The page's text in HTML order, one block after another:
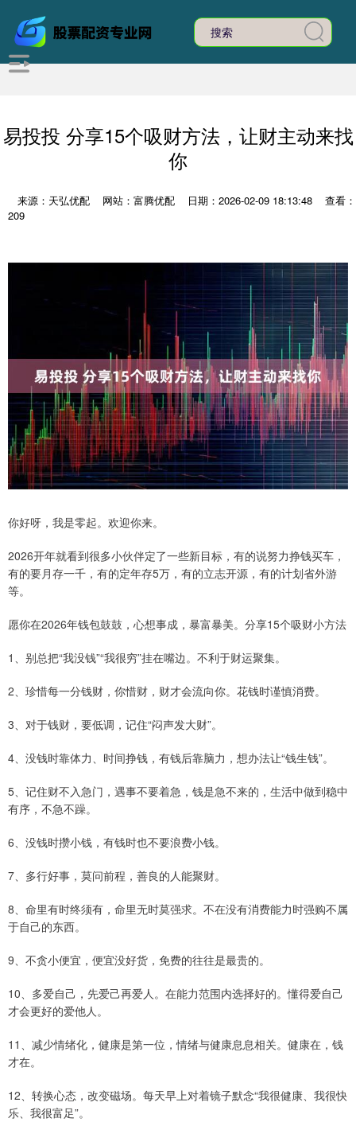
易投投 分享15个吸财方法，让财主动来找
你
来源：天弘优配 网站：富腾优配 日期：2026-02-09 18:13:48
查看：
209
你好呀，我是零起。欢迎你来。
2026开年就看到很多小伙伴定了一些新目标，有的说努力挣钱买车，
有的要月存一千，有的定年存5万，有的立志开源，有的计划省外游
等。
愿你在2026年钱包鼓鼓，心想事成，暴富暴美。分享15个吸财小方法
1、别总把“我没钱”“我很穷”挂在嘴边。不利于财运聚集。
2、珍惜每一分钱财，你惜财，财才会流向你。花钱时谨慎消费。
3、对于钱财，要低调，记住“闷声发大财”。
4、没钱时靠体力、时间挣钱，有钱后靠脑力，想办法让“钱生钱”。
5、记住财不入急门，遇事不要着急，钱是急不来的，生活中做到稳中
有序，不急不躁。
6、没钱时攒小钱，有钱时也不要浪费小钱。
7、多行好事，莫问前程，善良的人能聚财。
8、命里有时终须有，命里无时莫强求。不在没有消费能力时强购不属
于自己的东西。
9、不贪小便宜，便宜没好货，免费的往往是最贵的。
10、多爱自己，先爱己再爱人。在能力范围内选择好的。懂得爱自己
才会更好的爱他人。
11、减少情绪化，健康是第一位，情绪与健康息息相关。健康在，钱
才在。
12、转换心态，改变磁场。每天早上对着镜子默念“我很健康、我很快
乐、我很富足”。